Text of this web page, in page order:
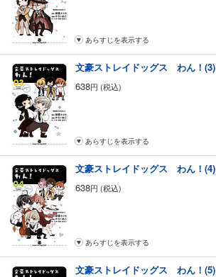
あらすじを表示する
文豪ストレイドッグス わん！(3)
638円 (税込)
あらすじを表示する
文豪ストレイドッグス わん！(4)
638円 (税込)
あらすじを表示する
文豪ストレイドッグス わん！(5)